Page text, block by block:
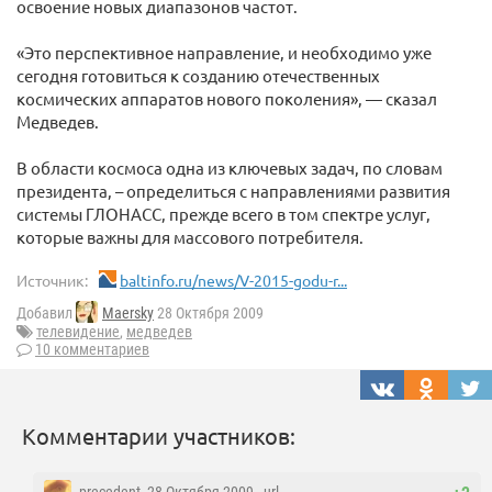
освоение новых диапазонов частот.
«Это перспективное направление, и необходимо уже
сегодня готовиться к созданию отечественных
космических аппаратов нового поколения», — сказал
Медведев.
В области космоса одна из ключевых задач, по словам
президента, – определиться с направлениями развития
системы ГЛОНАСС, прежде всего в том спектре услуг,
которые важны для массового потребителя.
Источник: baltinfo.ru/news/V-2015-godu-r...
Добавил Maersky28 Октября 2009
телевидение, медведев
10 комментариев
Комментарии участников: